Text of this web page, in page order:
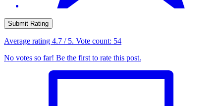
Submit Rating
Average rating 4.7 / 5. Vote count: 54
No votes so far! Be the first to rate this post.